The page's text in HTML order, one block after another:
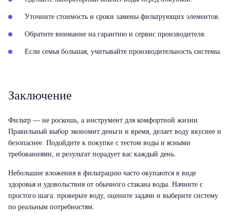
Уточните стоимость и сроки замены фильтрующих элементов.
Обратите внимание на гарантию и сервис производителя.
Если семья большая, учитывайте производительность системы.
Заключение
Фильтр — не роскошь, а инструмент для комфортной жизни.
Правильный выбор экономит деньги и время, делает воду вкуснее и
безопаснее. Подойдите к покупке с тестом воды и ясными
требованиями, и результат порадует вас каждый день.
Небольшие вложения в фильтрацию часто окупаются в виде
здоровья и удовольствия от обычного стакана воды. Начните с
простого шага: проверьте воду, оцените задачи и выберите систему
по реальным потребностям.